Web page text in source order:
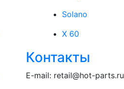
Solano
X 60
Контакты
E-mail: retail@hot-parts.ru